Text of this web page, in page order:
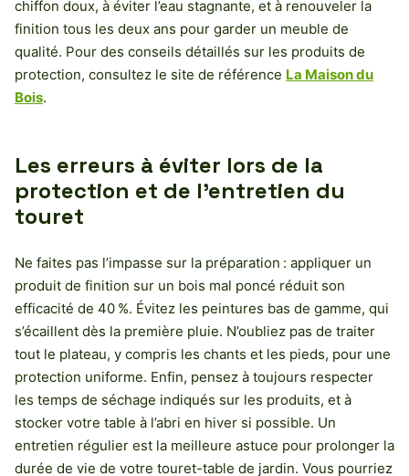
chiffon doux, à éviter l’eau stagnante, et à renouveler la
finition tous les deux ans pour garder un meuble de
qualité. Pour des conseils détaillés sur les produits de
protection, consultez le site de référence La Maison du
Bois.
Les erreurs à éviter lors de la
protection et de l’entretien du
touret
Ne faites pas l’impasse sur la préparation : appliquer un
produit de finition sur un bois mal poncé réduit son
efficacité de 40 %. Évitez les peintures bas de gamme, qui
s’écaillent dès la première pluie. N’oubliez pas de traiter
tout le plateau, y compris les chants et les pieds, pour une
protection uniforme. Enfin, pensez à toujours respecter
les temps de séchage indiqués sur les produits, et à
stocker votre table à l’abri en hiver si possible. Un
entretien régulier est la meilleure astuce pour prolonger la
durée de vie de votre touret-table de jardin. Vous pourriez